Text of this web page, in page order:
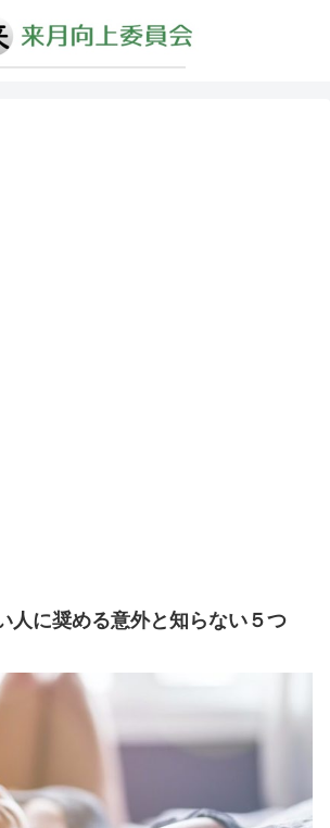
人に奨める意外と知らない５つ